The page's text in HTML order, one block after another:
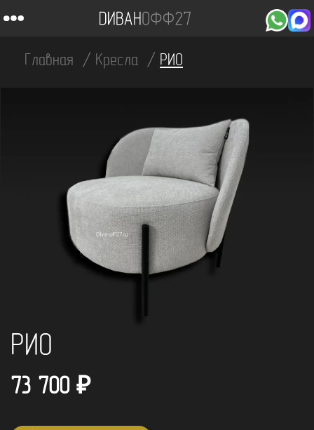
Главная Кресла РИО
РИО
73 700 ₽